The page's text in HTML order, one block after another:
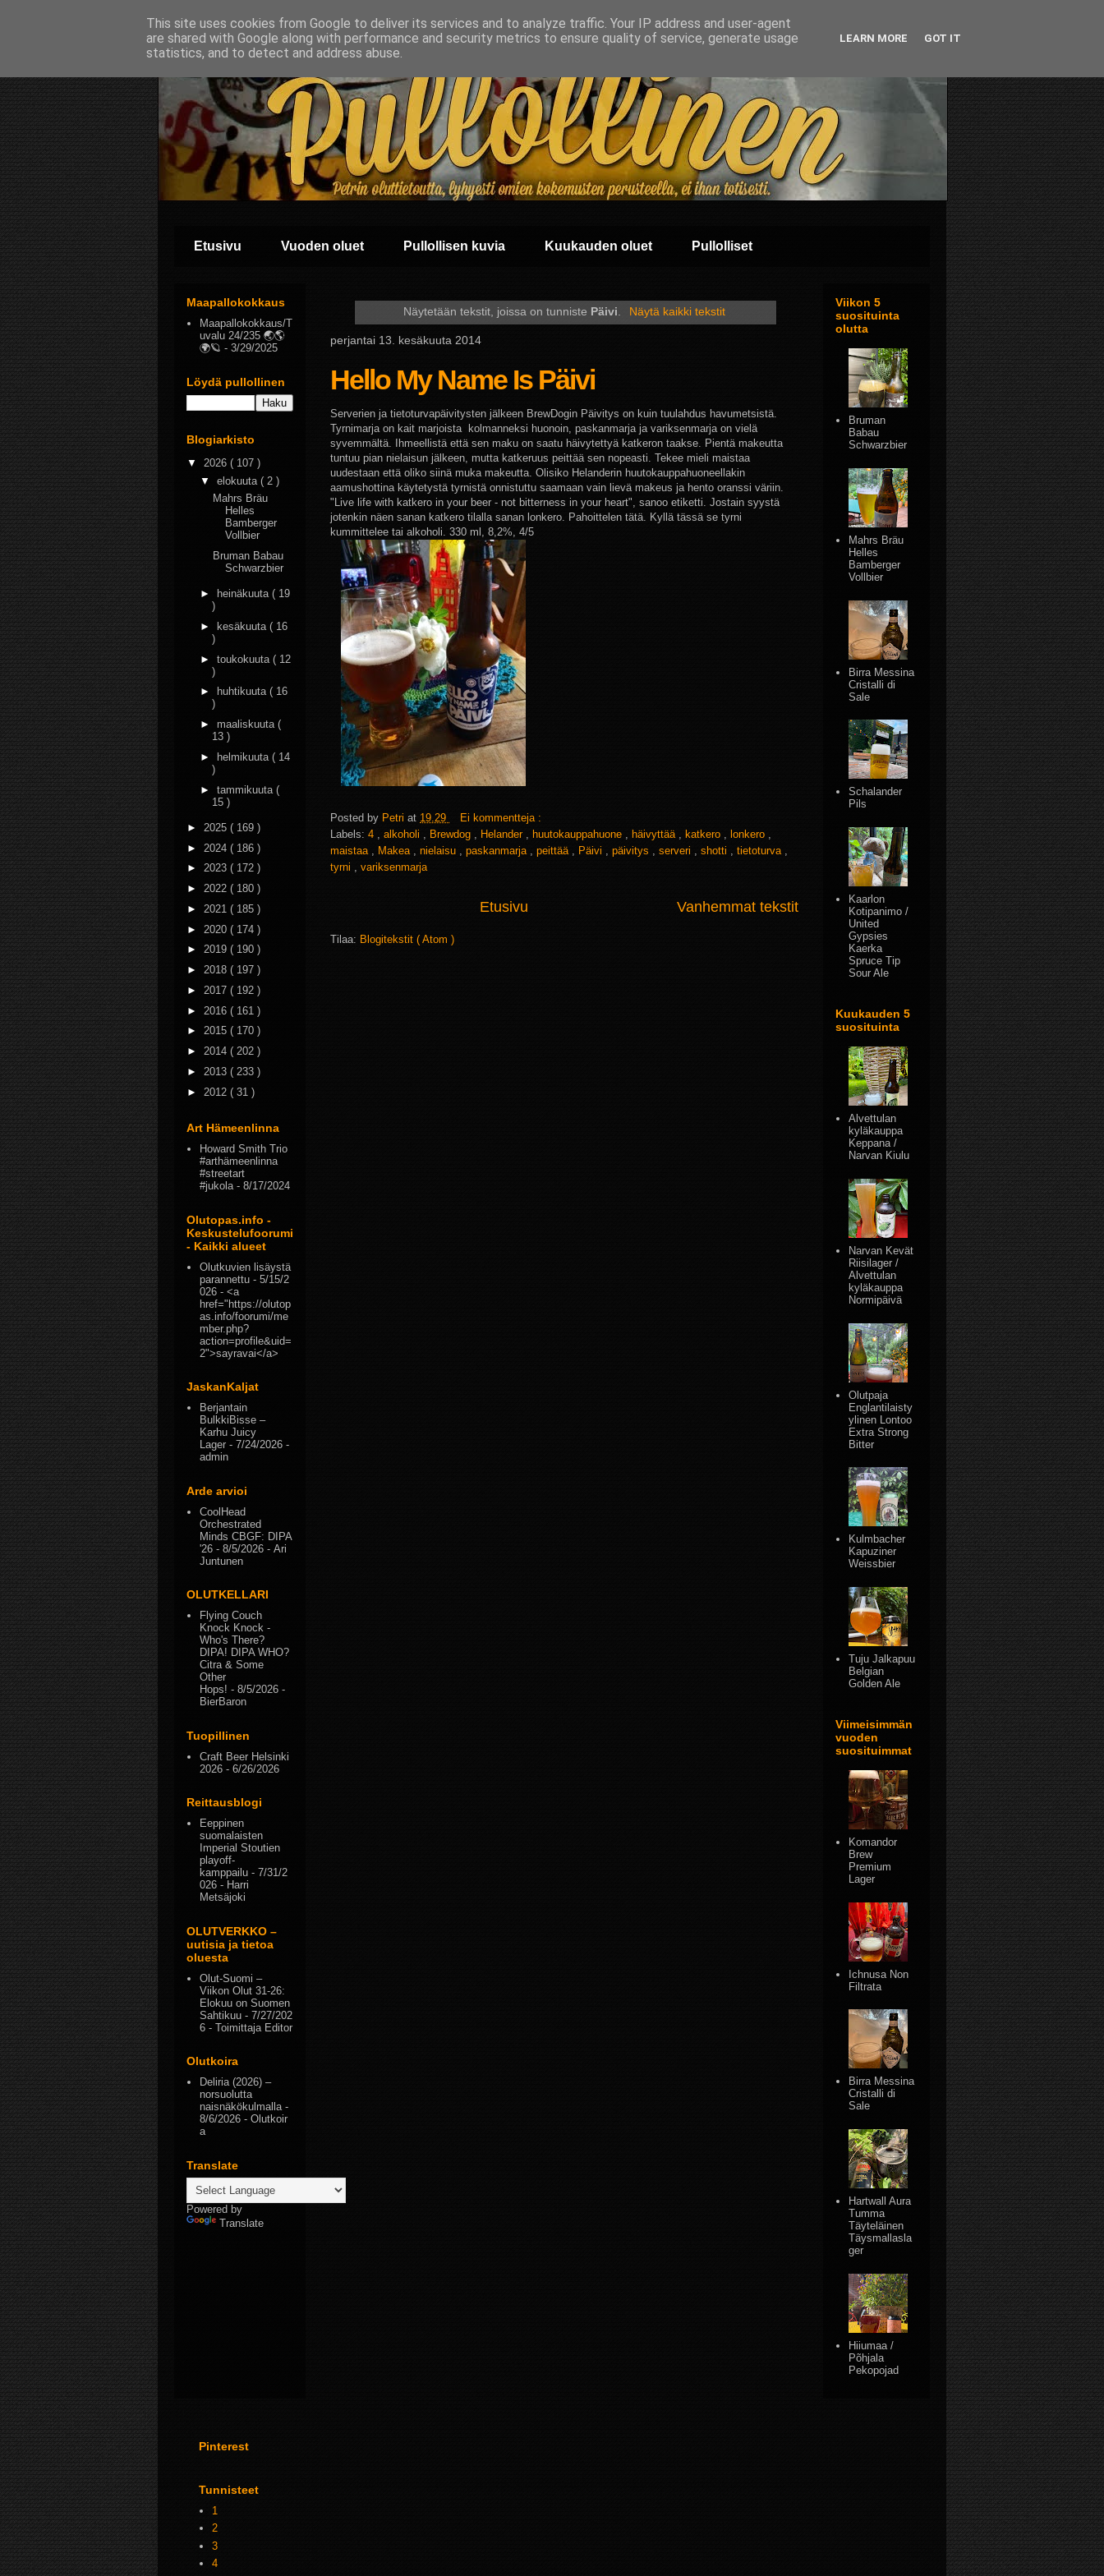
Etusivu Vuoden oluet Pullollisen kuvia Kuukauden oluet Pullolliset
Näytetään tekstit, joissa on tunniste Päivi. Näytä kaikki tekstit
perjantai 13. kesäkuuta 2014
Hello My Name Is Päivi
Serverien ja tietoturvapäivitysten jälkeen BrewDogin Päivitys on kuin tuulahdus havumetsistä.
Tyrnimarja on kait marjoista kolmanneksi huonoin, paskanmarja ja variksenmarja on vielä
syvemmältä. Ihmeellistä että sen maku on saatu häivytettyä katkeron taakse. Pientä makeutta
tuntuu pian nielaisun jälkeen, mutta katkeruus peittää sen nopeasti. Tekee mieli maistaa
uudestaan että oliko siinä muka makeutta. Olisiko Helanderin huutokauppahuoneellakin
aamushottina käytetystä tyrnistä onnistuttu saamaan vain lievä makeus ja hento oranssi väriin.
"Live life with katkero in your beer - not bitterness in your heart", sanoo etiketti. Jostain syystä
jotenkin näen sanan katkero tilalla sanan lonkero. Pahoittelen tätä. Kyllä tässä se tyrni
kummittelee tai alkoholi. 330 ml, 8,2%, 4/5
Posted by Petri at 19.29
Ei kommentteja :
Labels: 4 , alkoholi , Brewdog , Helander , huutokauppahuone , häivyttää , katkero , lonkero ,
maistaa , Makea , nielaisu , paskanmarja , peittää , Päivi , päivitys , serveri , shotti , tietoturva ,
tyrni , variksenmarja
Vanhemmat tekstit
Etusivu
Tilaa: Blogitekstit ( Atom )
Maapallokokkaus
Maapallokokkaus/T
uvalu 24/235 🌏🌎
🌍🪐 - 3/29/2025
Löydä pullollinen
Blogiarkisto
▼ 2026 ( 107 )
▼ elokuuta ( 2 )
Mahrs Bräu
Helles
Bamberger
Vollbier
Bruman Babau
Schwarzbier
► heinäkuuta ( 19
)
►
kesäkuuta ( 16
)
► toukokuuta ( 12
)
►
huhtikuuta ( 16
)
► maaliskuuta (
13 )
►
helmikuuta ( 14
)
► tammikuuta (
15 )
► 2025 ( 169 )
► 2024 ( 186 )
► 2023 ( 172 )
► 2022 ( 180 )
► 2021 ( 185 )
► 2020 ( 174 )
► 2019 ( 190 )
► 2018 ( 197 )
► 2017 ( 192 )
► 2016 ( 161 )
► 2015 ( 170 )
► 2014 ( 202 )
► 2013 ( 233 )
► 2012 ( 31 )
Art Hämeenlinna
Howard Smith Trio
#arthämeenlinna
#streetart
#jukola- 8/17/2024
Olutopas.info -
Keskustelufoorumi
- Kaikki alueet
Olutkuvien lisäystä
parannettu - 5/15/2
026 - <a
href="https://olutop
as.info/foorumi/me
mber.php?
action=profile&uid=
2">sayravai</a>
JaskanKaljat
Berjantain
BulkkiBisse –
Karhu Juicy
Lager - 7/24/2026 -
admin
Arde arvioi
CoolHead
Orchestrated
Minds CBGF: DIPA
'26 - 8/5/2026 - Ari
Juntunen
OLUTKELLARI
Flying Couch
Knock Knock -
Who's There?
DIPA! DIPA WHO?
Citra & Some
Other
Hops! - 8/5/2026 -
BierBaron
Tuopillinen
Craft Beer Helsinki
2026 - 6/26/2026
Reittausblogi
Eeppinen
suomalaisten
Imperial Stoutien
playoff-
kamppailu - 7/31/2
026 - Harri
Metsäjoki
OLUTVERKKO –
uutisia ja tietoa
oluesta
Olut-Suomi –
Viikon Olut 31-26:
Elokuu on Suomen
Sahtikuu - 7/27/202
6 - Toimittaja Editor
Olutkoira
Deliria (2026) –
norsuolutta
naisnäkökulmalla-
8/6/2026 - Olutkoir
a
Translate
Powered by
Translate
Viikon 5
suosituinta
olutta
Bruman
Babau
Schwarzbier
Mahrs Bräu
Helles
Bamberger
Vollbier
Birra Messina
Cristalli di
Sale
Schalander
Pils
Kaarlon
Kotipanimo /
United
Gypsies
Kaerka
Spruce Tip
Sour Ale
Kuukauden 5
suosituinta
Alvettulan
kyläkauppa
Keppana /
Narvan Kiulu
Narvan Kevät
Riisilager /
Alvettulan
kyläkauppa
Normipäivä
Olutpaja
Englantilaisty
ylinen Lontoo
Extra Strong
Bitter
Kulmbacher
Kapuziner
Weissbier
Tuju Jalkapuu
Belgian
Golden Ale
Viimeisimmän
vuoden
suosituimmat
Komandor
Brew
Premium
Lager
Ichnusa Non
Filtrata
Birra Messina
Cristalli di
Sale
Hartwall Aura
Tumma
Täyteläinen
Täysmallasla
ger
Hiiumaa /
Põhjala
Pekopojad
Pinterest
Tunnisteet
1
2
3
4
This site uses cookies from Google to deliver its services and to analyze traffic. Your IP address and user-agent
are shared with Google along with performance and security metrics to ensure quality of service, generate usage
statistics, and to detect and address abuse.
LEARN MORE GOT IT